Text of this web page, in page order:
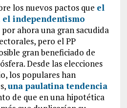
los nuevos pactos que el
el independentismo
ahora una gran sacudida
pero el PP
gran beneficiado de
Desde las elecciones
los populares han
una paulatina tendencia
de que en una hipotética